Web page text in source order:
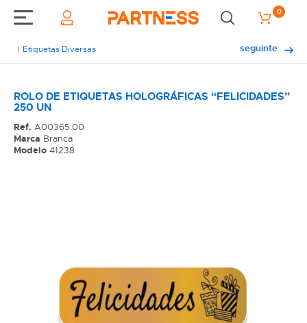
0
Etiquetas Diversas seguinte
ROLO DE ETIQUETAS HOLOGRÁFICAS “FELICIDADES”
250 UN
Ref. A00365.00
Marca Branca
Modelo 41238